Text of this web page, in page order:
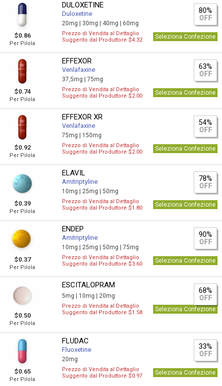
$0.86
Per Pilola
DULOXETINE
Duloxetine
20mg | 30mg | 40mg | 60mg
80%
OFF
Prezzo di Vendita al Dettaglio
Suggerito dal Produttore $4.32
Seleziona Confezione
$0.74
Per Pilola
EFFEXOR
Venlafaxine
37,5mg |75mg
63%
OFF
Prezzo di Vendita al Dettaglio
Suggerito dal Produttore $2.00
Seleziona Confezione
$0.92
Per Pilola
EFFEXOR XR
Venlafaxine
75mg | 150mg
54%
OFF
Prezzo di Vendita al Dettaglio
Suggerito dal Produttore $2.00
Seleziona Confezione
$0.39
Per Pilola
ELAVIL
Amitriptyline
10mg | 25mg |50mg
78%
OFF
Prezzo di Vendita al Dettaglio
Suggerito dal Produttore $1.80
Seleziona Confezione
$0.37
Per Pilola
ENDEP
Amitriptyline
10mg | 25mg |50mg |75mg
90%
OFF
Prezzo di Vendita al Dettaglio
Suggerito dal Produttore $3.60
Seleziona Confezione
$0.50
Per Pilola
ESCITALOPRAM
5mg | 10mg | 20mg
68%
OFF
Prezzo di Vendita al Dettaglio
Suggerito dal Produttore $1.58
Seleziona Confezione
$0.65
Per Pilola
FLUDAC
Fluoxetine
20mg
33%
OFF
Prezzo di Vendita al Dettaglio
Suggerito dal Produttore $0.97
Seleziona Confezione